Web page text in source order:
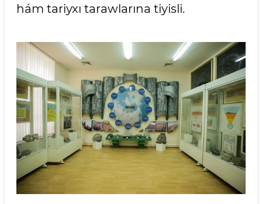
hám tariyxı tarawlarına tiyisli.